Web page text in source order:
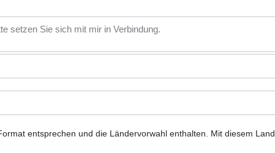
entsprechen und die Ländervorwahl enthalten.
Mit diesem Land